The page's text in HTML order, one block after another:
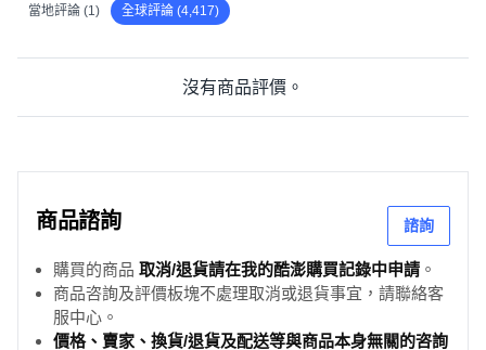
當地評論 (1) 全球評論 (4,417)
沒有商品評價。
商品諮詢 諮詢
購買的商品 取消/退貨請在我的酷澎購買記錄中申請 。
商品咨詢及評價板塊不處理取消或退貨事宜，請聯絡客
服中心。
價格、賣家、換貨/退貨及配送等與商品本身無關的咨詢